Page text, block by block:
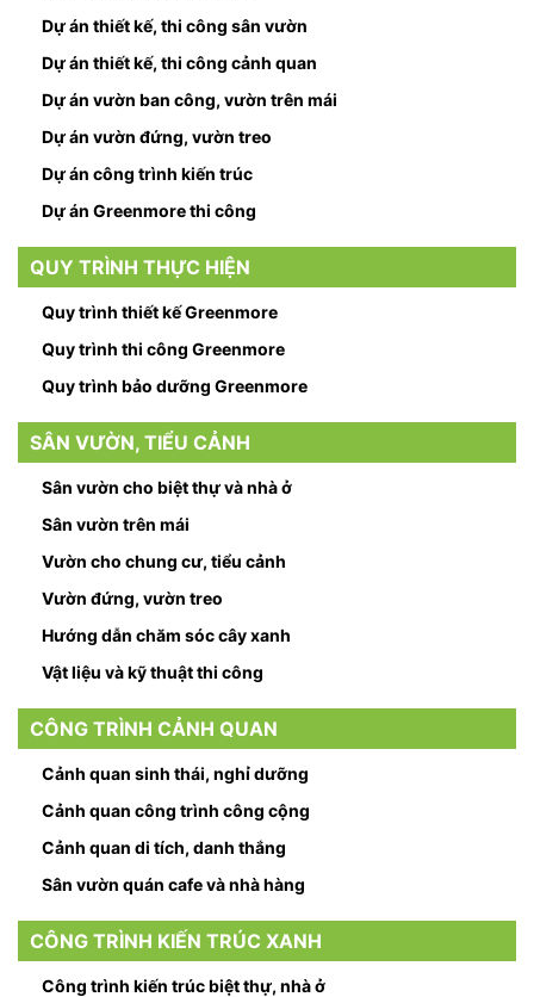
Dự án thiết kế, thi công sân vườn
Dự án thiết kế, thi công cảnh quan
Dự án vườn ban công, vườn trên mái
Dự án vườn đứng, vườn treo
Dự án công trình kiến trúc
Dự án Greenmore thi công
QUY TRÌNH THỰC HIỆN
Quy trình thiết kế Greenmore
Quy trình thi công Greenmore
Quy trình bảo dưỡng Greenmore
SÂN VƯỜN, TIỂU CẢNH
Sân vườn cho biệt thự và nhà ở
Sân vườn trên mái
Vườn cho chung cư, tiểu cảnh
Vườn đứng, vườn treo
Hướng dẫn chăm sóc cây xanh
Vật liệu và kỹ thuật thi công
CÔNG TRÌNH CẢNH QUAN
Cảnh quan sinh thái, nghỉ dưỡng
Cảnh quan công trình công cộng
Cảnh quan di tích, danh thắng
Sân vườn quán cafe và nhà hàng
CÔNG TRÌNH KIẾN TRÚC XANH
Công trình kiến trúc biệt thự, nhà ở